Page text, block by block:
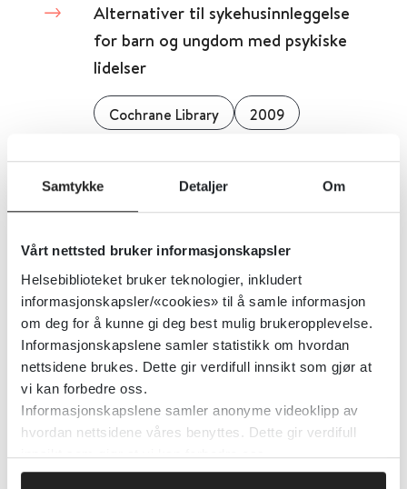
Samtykke Detaljer Om
Vårt nettsted bruker informasjonskapsler
Helsebiblioteket bruker teknologier, inkludert
informasjonskapsler/«cookies» til å samle informasjon
om deg for å kunne gi deg best mulig brukeropplevelse.
Informasjonskapslene samler statistikk om hvordan
nettsidene brukes. Dette gir verdifull innsikt som gjør at
vi kan forbedre oss.
Informasjonskapslene samler anonyme videoklipp av
hvordan nettsidene våres benyttes. Dette gir verdifull
innsikt som gjør at vi kan forbedre oss.
Alternativer til sykehusinnleggelse
for barn og ungdom med psykiske
lidelser
Cochrane Library 2009
Detaljer
Cochrane Library 2014
Detaljer
Assistenter i behandling av angst
og depresjon
Cochrane Library 2005